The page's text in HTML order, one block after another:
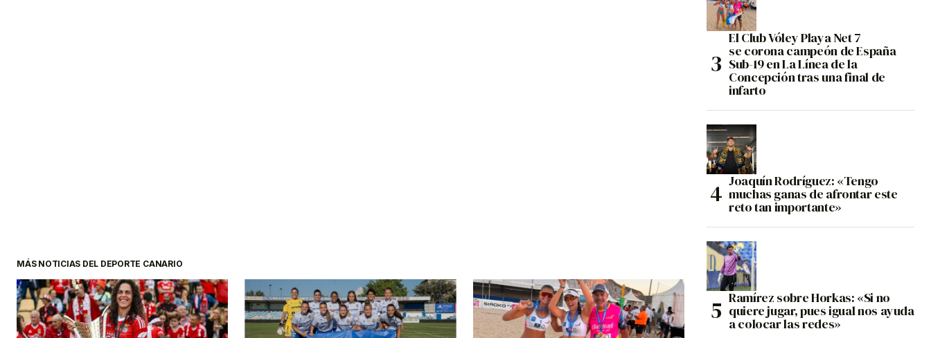
MÁS NOTICIAS DEL DEPORTE CANARIO
El Club Vóley Playa Net 7
se corona campeón de España
Sub-19 en La Línea de la
Concepción tras una final de
infarto
Joaquín Rodríguez: «Tengo
muchas ganas de afrontar este
reto tan importante»
Ramírez sobre Horkas: «Si no
quiere jugar, pues igual nos ayuda
a colocar las redes»